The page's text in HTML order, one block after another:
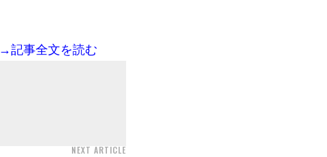
→記事全文を読む
NEXT ARTICLE